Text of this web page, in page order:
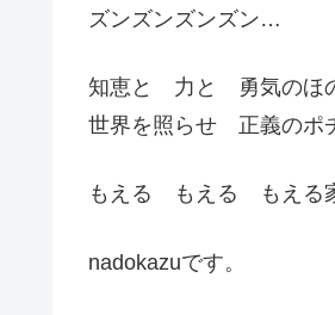
ズンズンズンズン…
知恵と 力と 勇気のほ
世界を照らせ 正義のポ
もえる もえる もえる
nadokazuです。